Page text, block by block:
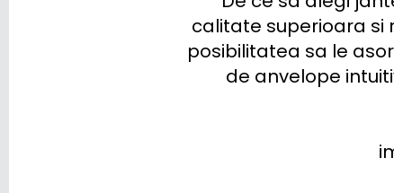
calitate superioara si
posibilitatea sa le
de anvelope